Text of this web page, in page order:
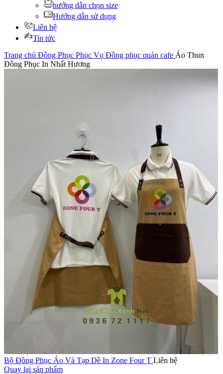
hướng dẫn chọn size
Hướng dẫn sử dụng
Liên hệ
Tin tức
Trang chủ Đồng Phục Phục Vụ Đồng phục quán cafe Áo Thun
Đồng Phục In Nhất Hương
Bộ Đồng Phục Áo Và Tạp Dề In Zone Four T Liên hệ
Quay lại sản phẩm